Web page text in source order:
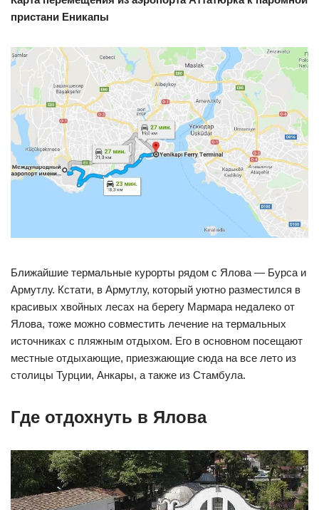
пристани Еникапы
Ближайшие термальные курорты рядом с Ялова — Бурса и
Армутлу. Кстати, в Армутлу, который уютно разместился в
красивых хвойных лесах на берегу Мармара недалеко от
Ялова, тоже можно совместить лечение на термальных
источниках с пляжным отдыхом. Его в основном посещают
местные отдыхающие, приезжающие сюда на все лето из
столицы Турции, Анкары, а также из Стамбула.
Где отдохнуть в Ялова